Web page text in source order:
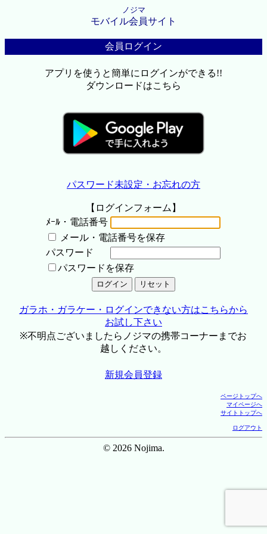
ノジマ
モバイル会員サイト
会員ログイン
アプリを使うと簡単にログインができる!!
ダウンロードはこちら
パスワード未設定・お忘れの方
【ログインフォーム】
ﾒｰﾙ・電話番号
メール・電話番号を保存
パスワード
パスワードを保存
ガラホ・ガラケー・ログインできない方はこちらから
お試し下さい
※不明点ございましたらノジマの携帯コーナーまでお
越しください。
新規会員登録
ページトップへ
マイページへ
サイトトップへ
ログアウト
© 2026 Nojima.